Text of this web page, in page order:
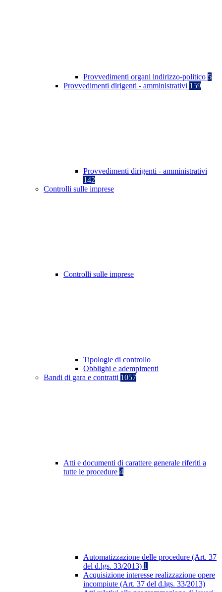
Provvedimenti organi indirizzo-politico 5
Provvedimenti dirigenti - amministrativi 159
Provvedimenti dirigenti - amministrativi
142
Controlli sulle imprese
Controlli sulle imprese
Tipologie di controllo
Obblighi e adempimenti
Bandi di gara e contratti 1057
Atti e documenti di carattere generale riferiti a
tutte le procedure 4
Automatizzazione delle procedure (Art. 37
del d.lgs. 33/2013) 1
Acquisizione interesse realizzazione opere
incompiute (Art. 37 del d.lgs. 33/2013)